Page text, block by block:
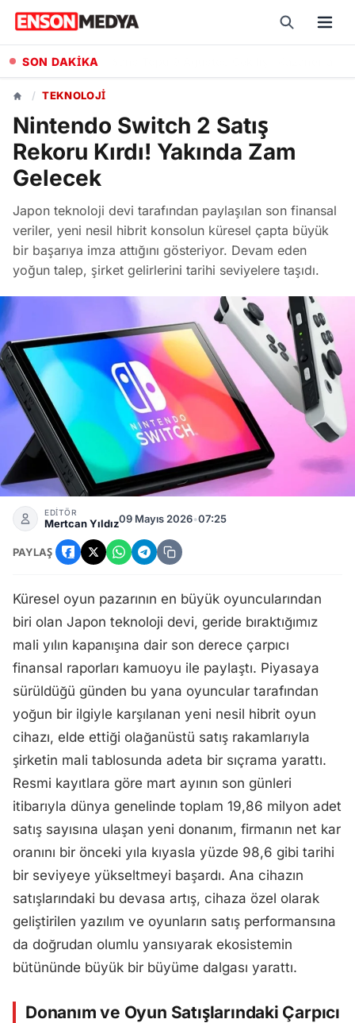
SON DAKİKA
/ TEKNOLOJI
Nintendo Switch 2 Satış
Rekoru Kırdı! Yakında Zam
Gelecek
Japon teknoloji devi tarafından paylaşılan son finansal
veriler, yeni nesil hibrit konsolun küresel çapta büyük
bir başarıya imza attığını gösteriyor. Devam eden
yoğun talep, şirket gelirlerini tarihi seviyelere taşıdı.
Nintendo Switch 2 Satış Rekoru Kırdı! Yakında Zam
EDİTÖR
Mertcan Yıldız09 Mayıs 2026•07:25
PAYLAŞ
Küresel oyun pazarının en büyük oyuncularından
biri olan Japon teknoloji devi, geride bıraktığımız
mali yılın kapanışına dair son derece çarpıcı
finansal raporları kamuoyu ile paylaştı. Piyasaya
sürüldüğü günden bu yana oyuncular tarafından
yoğun bir ilgiyle karşılanan yeni nesil hibrit oyun
cihazı, elde ettiği olağanüstü satış rakamlarıyla
şirketin mali tablosunda adeta bir sıçrama yarattı.
Resmi kayıtlara göre mart ayının son günleri
itibarıyla dünya genelinde toplam 19,86 milyon adet
satış sayısına ulaşan yeni donanım, firmanın net kar
oranını bir önceki yıla kıyasla yüzde 98,6 gibi tarihi
bir seviyeye yükseltmeyi başardı. Ana cihazın
satışlarındaki bu devasa artış, cihaza özel olarak
geliştirilen yazılım ve oyunların satış performansına
da doğrudan olumlu yansıyarak ekosistemin
bütününde büyük bir büyüme dalgası yarattı.
Donanım ve Oyun Satışlarındaki Çarpıcı